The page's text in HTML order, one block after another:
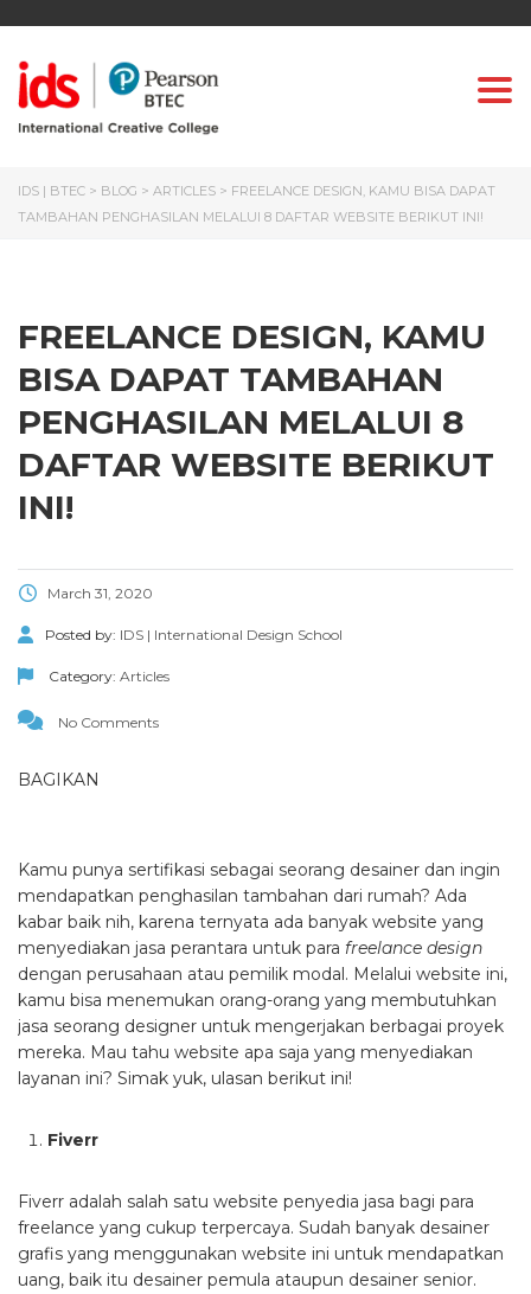
IDS | BTEC > BLOG > ARTICLES > FREELANCE DESIGN, KAMU BISA DAPAT
TAMBAHAN PENGHASILAN MELALUI 8 DAFTAR WEBSITE BERIKUT INI!
FREELANCE DESIGN, KAMU
BISA DAPAT TAMBAHAN
PENGHASILAN MELALUI 8
DAFTAR WEBSITE BERIKUT
INI!
March 31, 2020
Posted by: IDS | International Design School
Category: Articles
No Comments
BAGIKAN
Kamu punya sertifikasi sebagai seorang desainer dan ingin
mendapatkan penghasilan tambahan dari rumah? Ada
kabar baik nih, karena ternyata ada banyak website yang
menyediakan jasa perantara untuk para freelance design
dengan perusahaan atau pemilik modal. Melalui website ini,
kamu bisa menemukan orang-orang yang membutuhkan
jasa seorang designer untuk mengerjakan berbagai proyek
mereka. Mau tahu website apa saja yang menyediakan
layanan ini? Simak yuk, ulasan berikut ini!
Fiverr
Fiverr adalah salah satu website penyedia jasa bagi para
freelance yang cukup terpercaya. Sudah banyak desainer
grafis yang menggunakan website ini untuk mendapatkan
uang, baik itu desainer pemula ataupun desainer senior.